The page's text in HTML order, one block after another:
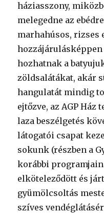
háziasszony,
melegedne az
marhahúsos, rizses
hozhatnak a
zöldsalátákat, akár
hangulatát mindig
ejtőzve, az AGP
laza beszélgetés
látogatói csapat
sokunk (részben a
korábbi
elköteleződött és
gyümölcsoltás
szíves